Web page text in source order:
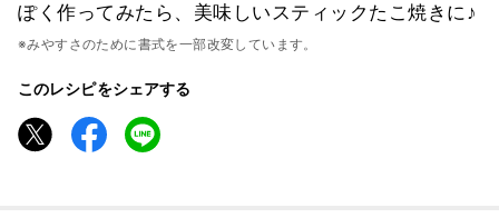
ぽく作ってみたら、美味しいスティックたこ焼きに♪
※みやすさのために書式を一部改変しています。
このレシピをシェアする